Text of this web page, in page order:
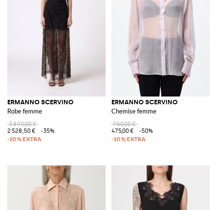
ERMANNO SCERVINO
Robe femme
3 890,00 €
2 528,50 €
-35%
ERMANNO SCERVINO
Chemise femme
950,00 €
475,00 €
-50%